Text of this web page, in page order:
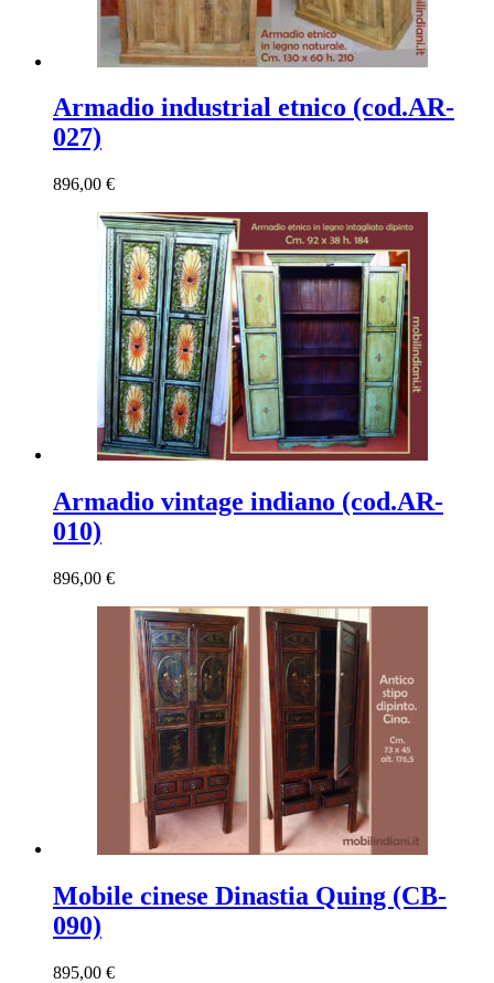
Armadio industrial etnico (cod.AR-
027)
896,00 €
Armadio vintage indiano (cod.AR-
010)
896,00 €
Mobile cinese Dinastia Quing (CB-
090)
895,00 €